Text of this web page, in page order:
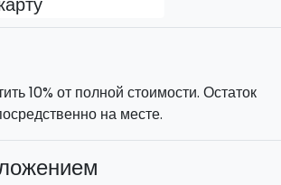
10% от полной стоимости. Остаток
на месте.